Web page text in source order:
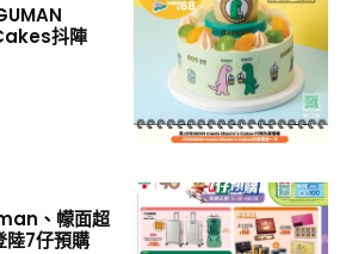
抖陣
、幪面超
陸7仔預購